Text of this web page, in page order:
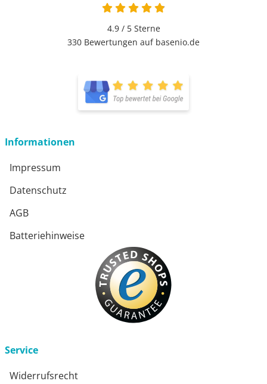
4.9 von 5
4.9 / 5Sterne
330 Bewertungen auf basenio.de
öffnet in neuem Fenster
Informationen
Impressum
Datenschutz
AGB
Batteriehinweise
Service
Widerrufsrecht